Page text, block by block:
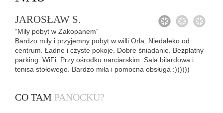
JAROSŁAW S.
“Miły pobyt w Zakopanem”
Bardzo miły i przyjemny pobyt w willi Orla. Niedaleko od
centrum. Ładne i czyste pokoje. Dobre śniadanie. Bezpłatny
parking. WiFi. Przy ośrodku narciarskim. Sala bilardowa i
tenisa stołowego. Bardzo miła i pomocna obsługa :))))))
1 2 3
CO TAM PANOCKU?